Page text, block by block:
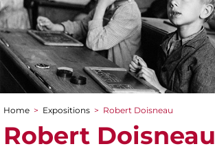
You are here
Home > Expositions > Robert Doisneau
Robert Doisneau